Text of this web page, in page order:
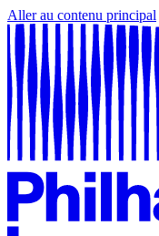
Aller au contenu principal